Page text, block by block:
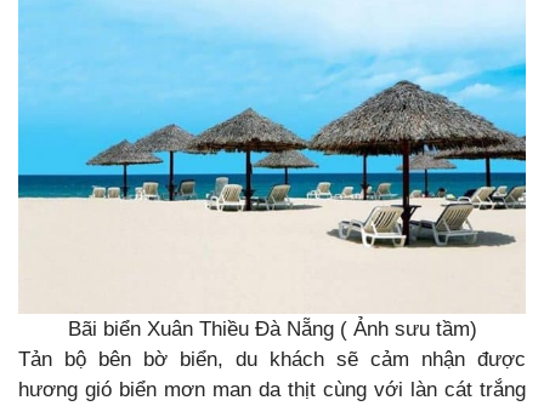
Bãi biển Xuân Thiều Đà Nẵng ( Ảnh sưu tầm)
Tản bộ bên bờ biển, du khách sẽ cảm nhận được
hương gió biển mơn man da thịt cùng với làn cát trắng